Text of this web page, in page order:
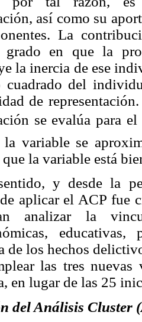
así como su
La
en que la
la inercia de ese
cuadrado del
de
se evalúa para
la variable se
la variable está
y desde la
aplicar el ACP fue
analizar la
de los hechos
las tres
en lugar de las 25
del Análisis Cluster